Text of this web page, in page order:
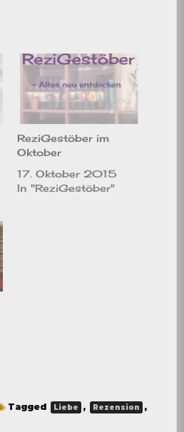
ReziGestöber im
Oktober
17. Oktober 2015
In "ReziGestöber"
Tagged Liebe , Rezension ,